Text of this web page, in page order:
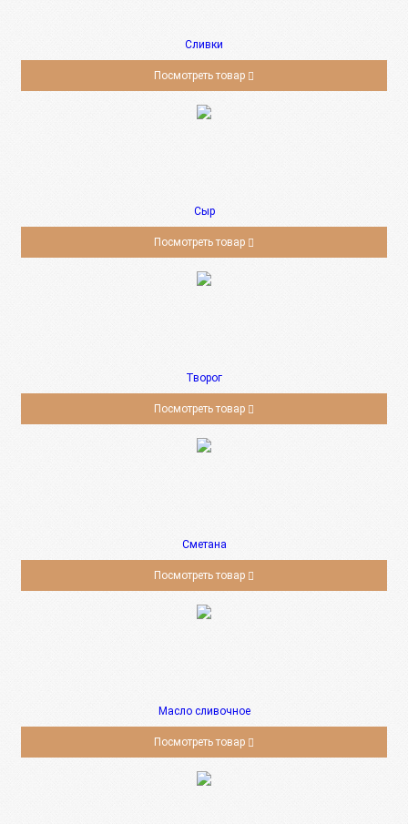
Сливки
Посмотреть товар
Сыр
Посмотреть товар
Творог
Посмотреть товар
Сметана
Посмотреть товар
Масло сливочное
Посмотреть товар